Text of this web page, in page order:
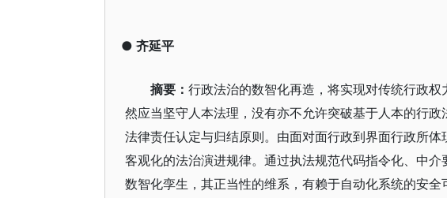
●齐延平
摘要： 行政法治的数智化再造，将实现对传统行政
然应当坚守人本法理，没有亦不允许突破基于人本的行
法律责任认定与归结原则。由面对面行政到界面行政所
客观化的法治演进规律。通过执法规范代码指令化、中
数智化孪生，其正当性的维系，有赖于自动化系统的安